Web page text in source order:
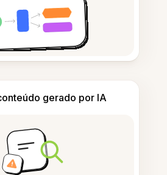
gerado por IA